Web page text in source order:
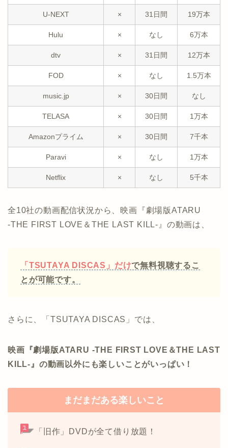
U-NEXT × 31日間 19万本
Hulu × なし 6万本
dtv × 31日間 12万本
FOD × なし 1.5万本
music.jp × 30日間 なし
TELASA × 30日間 1万本
Amazonプライム × 30日間 7千本
Paravi × なし 1万本
Netflix × なし 5千本
全10社の動画配信状況から、映画『劇場版ATARU
‐THE FIRST LOVE＆THE LAST KILL‐』の動画は、
「TSUTAYA DISCAS」だけで無料視聴するこ
とが可能です。
さらに、「TSUTAYA DISCAS」では、
映画『劇場版ATARU ‐THE FIRST LOVE＆THE LAST
KILL‐』の動画以外にも楽しいことがいっぱい！
まだまだある楽しいこと
「旧作」DVDが全て借り放題！